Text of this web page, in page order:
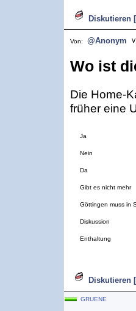
Diskutieren
Von: @Anonym
Wo ist
Die Home-
früher eine
Ja
Nein
Da
Gibt es nicht mehr
Göttingen muss in
Diskussion
Enthaltung
Diskutieren
GRUENE